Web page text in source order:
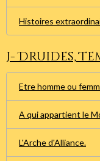
Histoires
J- Druides,
Etre homme ou
A qui appartient le
L'Arche d'Alliance.